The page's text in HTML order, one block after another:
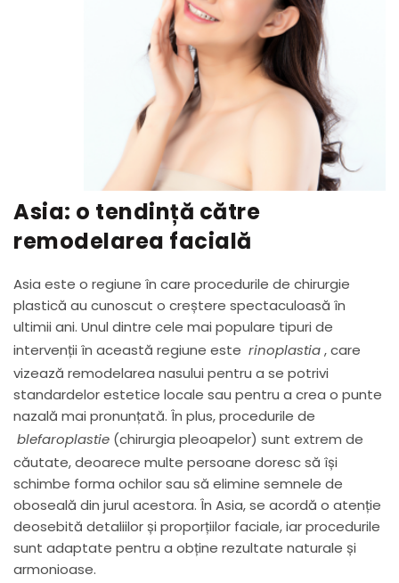
Asia: o tendință către
remodelarea facială
Asia este o regiune în care procedurile de chirurgie
plastică au cunoscut o creștere spectaculoasă în
ultimii ani. Unul dintre cele mai populare tipuri de
intervenții în această regiune este rinoplastia, care
vizează remodelarea nasului pentru a se potrivi
standardelor estetice locale sau pentru a crea o punte
nazală mai pronunțată. În plus, procedurile de
blefaroplastie (chirurgia pleoapelor) sunt extrem de
căutate, deoarece multe persoane doresc să își
schimbe forma ochilor sau să elimine semnele de
oboseală din jurul acestora. În Asia, se acordă o atenție
deosebită detaliilor și proporțiilor faciale, iar procedurile
sunt adaptate pentru a obține rezultate naturale și
armonioase.